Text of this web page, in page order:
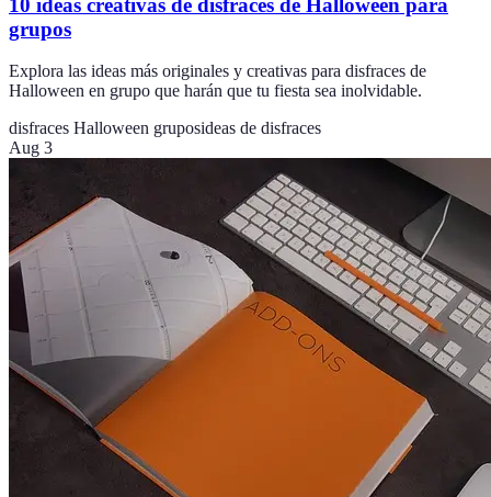
grupos
Explora las ideas más originales y creativas para disfraces de
Halloween en grupo que harán que tu fiesta sea inolvidable.
disfraces Halloween gruposideas de disfraces
Aug 3